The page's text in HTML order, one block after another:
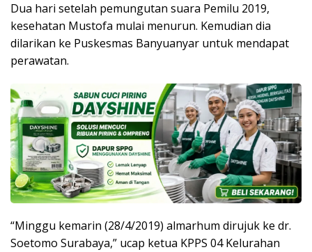
Dua hari setelah pemungutan suara Pemilu 2019,
kesehatan Mustofa mulai menurun. Kemudian dia
dilarikan ke Puskesmas Banyuanyar untuk mendapat
perawatan.
“Minggu kemarin (28/4/2019) almarhum dirujuk ke dr.
Soetomo Surabaya,” ucap ketua KPPS 04 Kelurahan